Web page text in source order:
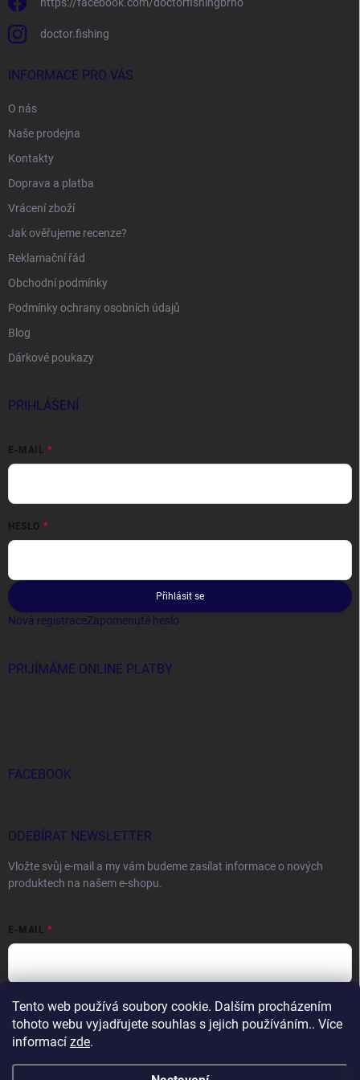
Tento web používá soubory cookie. Dalším procházením
tohoto webu vyjadřujete souhlas s jejich používáním.. Více
informací zde.
https://facebook.com/doctorfishingbrno
doctor.fishing
INFORMACE PRO VÁS
O nás
Naše prodejna
Kontakty
Doprava a platba
Vrácení zboží
Jak ověřujeme recenze?
Reklamační řád
Obchodní podmínky
Podmínky ochrany osobních údajů
Blog
Dárkové poukazy
PŘIHLÁŠENÍ
E-MAIL
HESLO
Přihlásit se
Nová registraceZapomenuté heslo
PŘIJÍMÁME ONLINE PLATBY
FACEBOOK
ODEBÍRAT NEWSLETTER
Vložte svůj e-mail a my vám budeme zasílat informace o nových
produktech na našem e-shopu.
E-MAIL
Vložením e-mailu souhlasíte spodmínkami ochrany osobních údajů
Přihlásit se